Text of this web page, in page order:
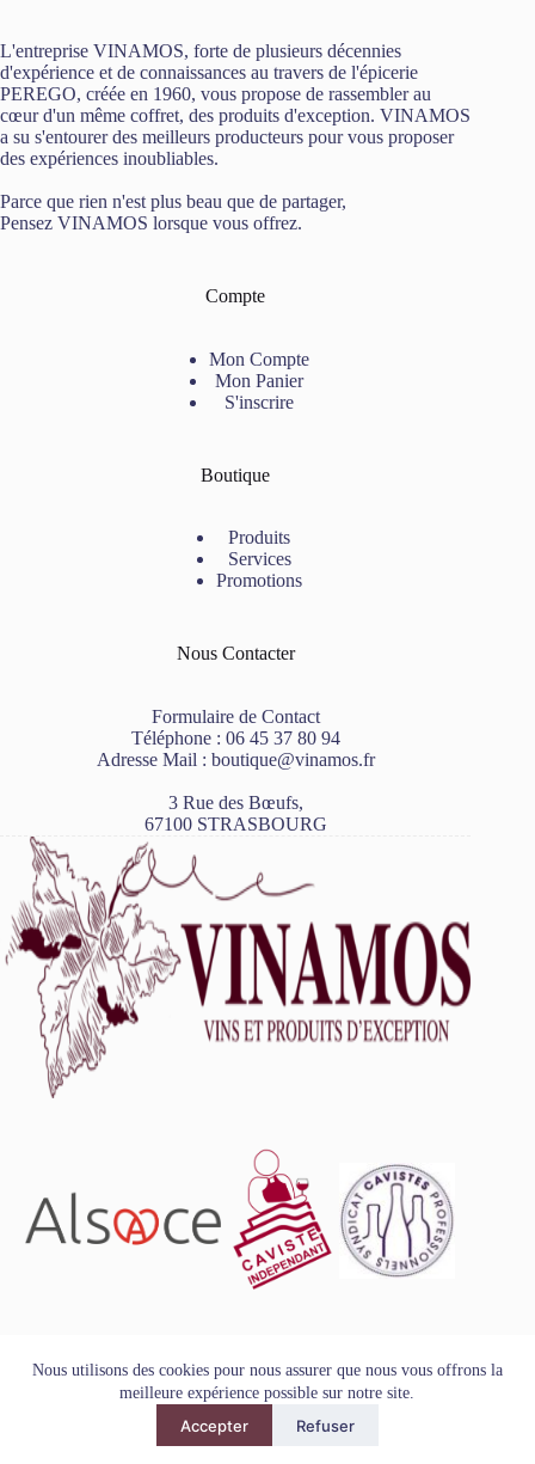
Nous utilisons des cookies pour nous assurer que nous vous offrons la
meilleure expérience possible sur notre site.
Accepter Refuser
L'entreprise VINAMOS, forte de plusieurs décennies
d'expérience et de connaissances au travers de l'épicerie
PEREGO, créée en 1960, vous propose de rassembler au
cœur d'un même coffret, des produits d'exception. VINAMOS
a su s'entourer des meilleurs producteurs pour vous proposer
des expériences inoubliables.
Parce que rien n'est plus beau que de partager,
Pensez VINAMOS lorsque vous offrez.
Compte
Mon Compte
Mon Panier
S'inscrire
Boutique
Produits
Services
Promotions
Nous Contacter
Formulaire de Contact
Téléphone : 06 45 37 80 94
Adresse Mail : boutique@vinamos.fr
3 Rue des Bœufs,
67100 STRASBOURG
avec modération.
Tous droits réservés - Copyright VINAMOS © 2026
Conditions Générales de Vente